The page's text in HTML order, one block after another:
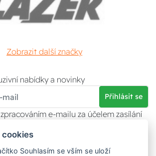
Zobrazit další značky
nabídky a novinky
Přihlásit se
e-mailu za účelem zasílání
naleznete v
můžete kdykoliv odvolat.
cookies
Souhlasím se vším se uloží